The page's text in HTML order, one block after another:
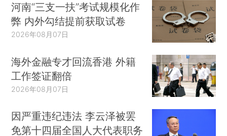
河南“三支一扶”考试规模化作
弊 内外勾结提前获取试卷
2026年08月07日
海外金融专才回流香港 外籍
工作签证翻倍
2026年08月07日
因严重违纪违法 李云泽被罢
免第十四届全国人大代表职务